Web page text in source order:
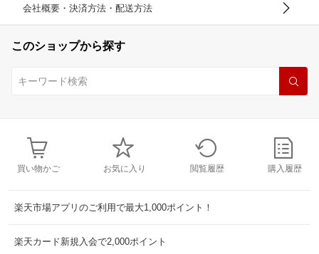
会社概要・決済方法・配送方法
このショップから探す
買い物かご お気に入り 閲覧履歴 購入履歴
楽天市場アプリのご利用で最大1,000ポイント！
楽天カード新規入会で2,000ポイント